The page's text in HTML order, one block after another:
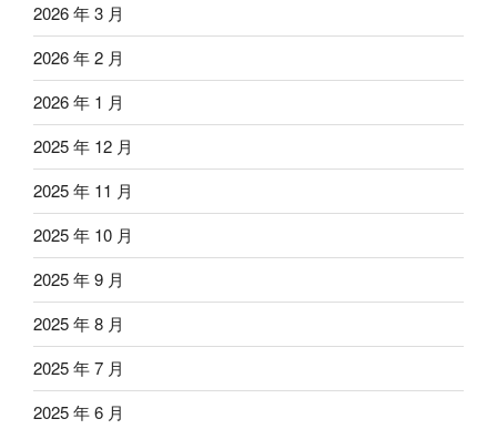
2026 年 3 月
2026 年 2 月
2026 年 1 月
2025 年 12 月
2025 年 11 月
2025 年 10 月
2025 年 9 月
2025 年 8 月
2025 年 7 月
2025 年 6 月